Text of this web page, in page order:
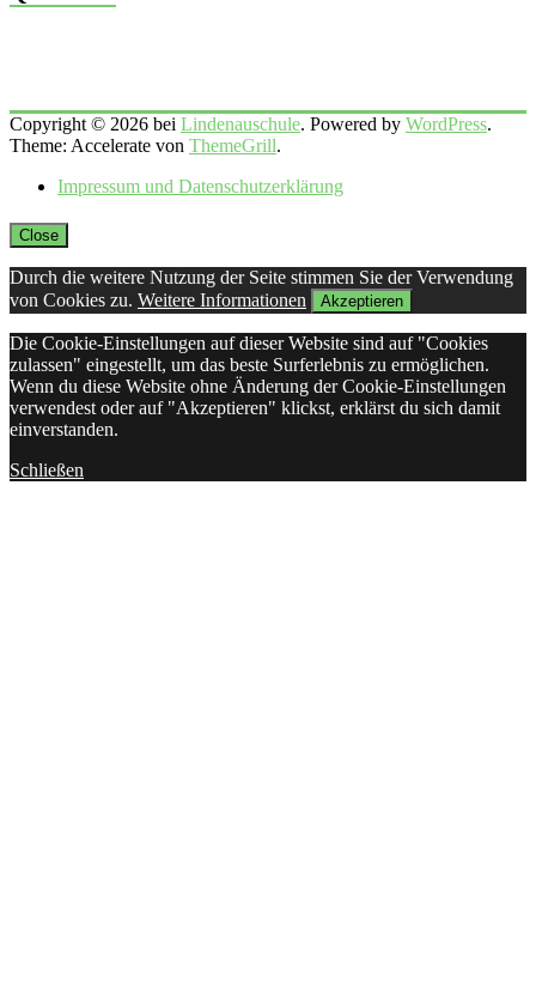
Copyright © 2026 bei Lindenauschule. Powered by WordPress.
Theme: Accelerate von ThemeGrill.
Impressum und Datenschutzerklärung
Close
Durch die weitere Nutzung der Seite stimmen Sie der Verwendung
von Cookies zu. Weitere Informationen Akzeptieren
Die Cookie-Einstellungen auf dieser Website sind auf "Cookies
zulassen" eingestellt, um das beste Surferlebnis zu ermöglichen.
Wenn du diese Website ohne Änderung der Cookie-Einstellungen
verwendest oder auf "Akzeptieren" klickst, erklärst du sich damit
einverstanden.
Schließen